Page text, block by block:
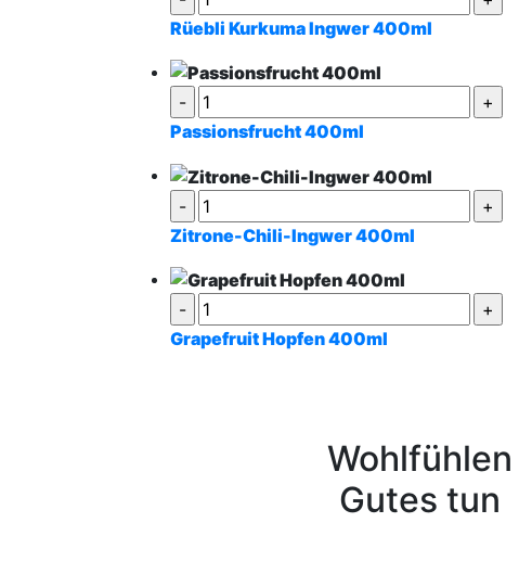
Rüebli Kurkuma Ingwer 400ml
Passionsfrucht 400ml
Zitrone-Chili-Ingwer 400ml
Grapefruit Hopfen 400ml
Wohlfühlen
Gutes tun